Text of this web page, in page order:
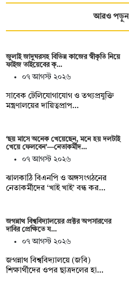
আরও পড়ুন
জুলাই জাদুঘরসহ বিভিন্ন কাজের স্বীকৃতি নিয়ে
ফাইজ তাইয়েবের ক্…
০৭ আগস্ট ২০২৬
সাবেক টেলিযোগাযোগ ও তথ্যপ্রযুক্তি
মন্ত্রণালয়ের দায়িত্বপ্রাপ…
‘ছয় মাসে অনেক খেয়েছেন, মনে হয় দলটাই
খেয়ে ফেলবেন’—নেতাকর্মীদ…
০৭ আগস্ট ২০২৬
ঝালকাঠি বিএনপি ও অঙ্গসংগঠনের
নেতাকর্মীদের ‘খাই খাই’ বন্ধ কর…
জগন্নাথ বিশ্ববিদ্যালয়ের প্রক্টর অপসারণের
দাবির প্রেক্ষিতে য…
০৭ আগস্ট ২০২৬
জগন্নাথ বিশ্ববিদ্যালয়ে (জবি)
শিক্ষার্থীদের ওপর ছাত্রদলের হা…